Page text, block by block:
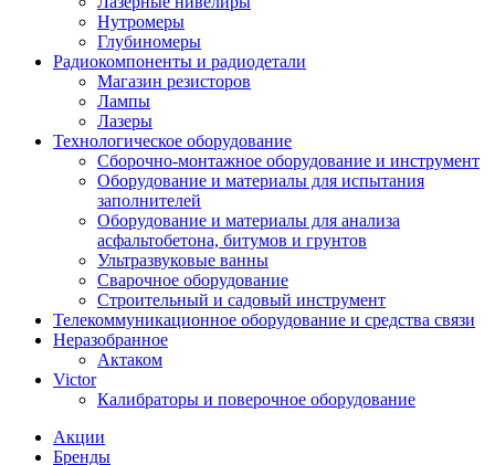
Нутромеры
Глубиномеры
Радиокомпоненты и радиодетали
Магазин резисторов
Лампы
Лазеры
Технологическое оборудование
Сборочно-монтажное оборудование и инструмент
Оборудование и материалы для испытания
заполнителей
Оборудование и материалы для анализа
асфальтобетона, битумов и грунтов
Ультразвуковые ванны
Сварочное оборудование
Строительный и садовый инструмент
Телекоммуникационное оборудование и средства связи
Неразобранное
Актаком
Victor
Калибраторы и поверочное оборудование
Акции
Бренды